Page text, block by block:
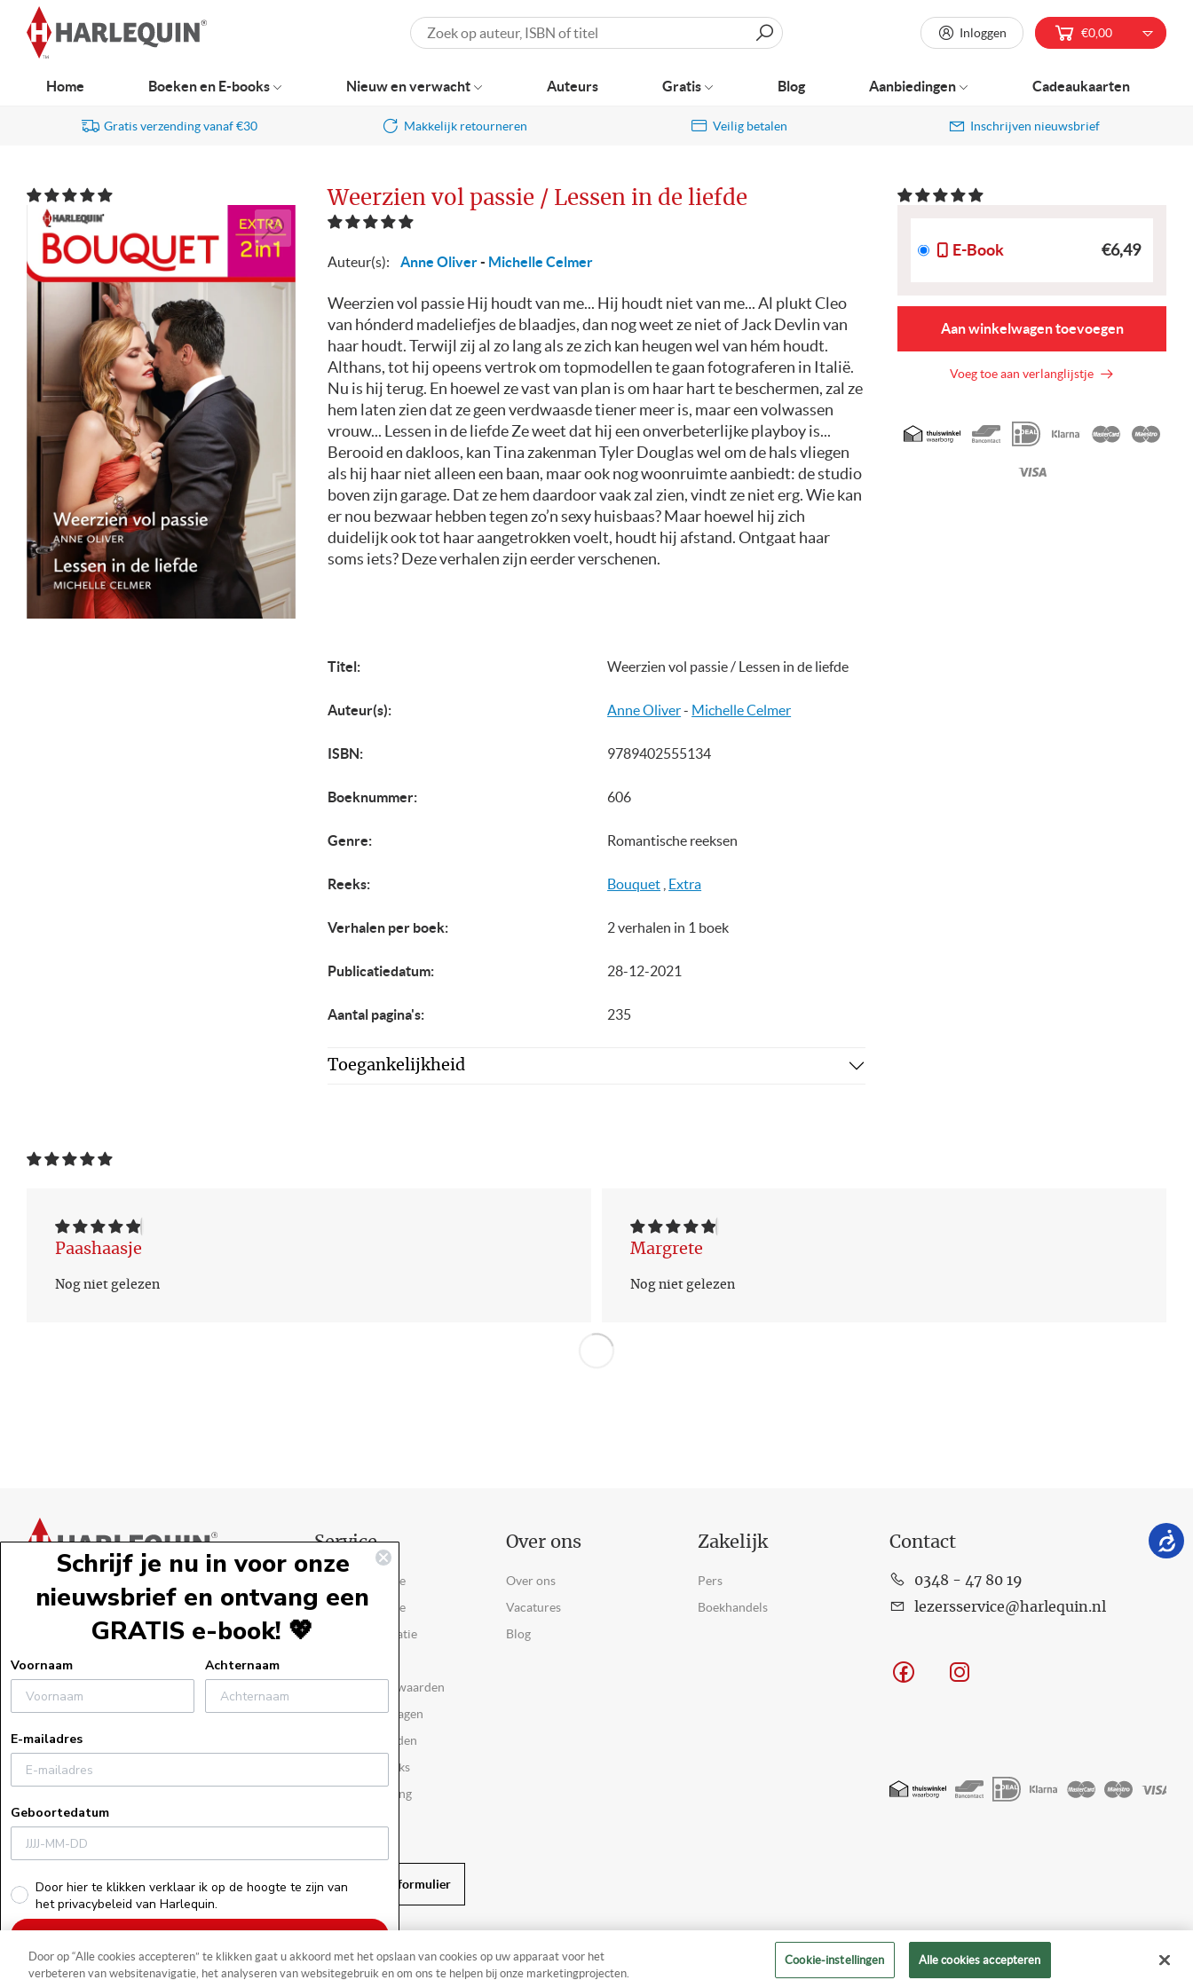
navigatie
Gratis verzending vanaf €30 Makkelijk retourneren Veilig betalen Inschrijven nieuwsbrief
Weerzien vol passie / Lessen in de liefde
Auteur(s): Anne Oliver- Michelle Celmer
Weerzien vol passie Hij houdt van me... Hij houdt niet van me... Al plukt Cleo
van hónderd madeliefjes de blaadjes, dan nog weet ze niet of Jack Devlin van
haar houdt. Terwijl zij al zo lang als ze zich kan heugen wel van hém houdt.
Althans, tot hij opeens vertrok om topmodellen te gaan fotograferen in Italië.
Nu is hij terug. En hoewel ze vast van plan is om haar hart te beschermen, zal ze
hem laten zien dat ze geen verdwaasde tiener meer is, maar een volwassen
vrouw... Lessen in de liefde Ze weet dat hij een onverbeterlijke playboy is...
Berooid en dakloos, kan Tina zakenman Tyler Douglas wel om de hals vliegen
als hij haar niet alleen een baan, maar ook nog woonruimte aanbiedt: de studio
boven zijn garage. Dat ze hem daardoor vaak zal zien, vindt ze niet erg. Wie kan
er nou bezwaar hebben tegen zo’n sexy huisbaas? Maar hoewel hij zich
duidelijk ook tot haar aangetrokken voelt, houdt hij afstand. Ontgaat haar
soms iets? Deze verhalen zijn eerder verschenen.
Titel: Weerzien vol passie / Lessen in de liefde
Auteur(s): Anne Oliver- Michelle Celmer
ISBN: 9789402555134
Boeknummer: 606
Genre: Romantische reeksen
Reeks: Bouquet Extra
Verhalen per boek: 2 verhalen in 1 boek
Publicatiedatum: 28-12-2021
Aantal pagina's: 235
Toegankelijkheid
E-Book €6,49
Aan winkelwagen toevoegen
Voeg toe aan verlanglijstje
Geaccepteerde
betaalmethoden
Paashaasje
Nog niet gelezen
Margrete
Nog niet gelezen
Zoeken Inloggen €0,00
Home Boeken en E-books Nieuw en verwacht Auteurs Gratis Blog Aanbiedingen Cadeaukaarten
Service
Webshopservice
Bestelinformatie
Verzendinformatie
Algemene voorwaarden
Veelgestelde vragen
Actievoorwaarden
Uitleg bij e-books
Privacyverklaring
Herroepingsformulier
Over ons
Over ons
Vacatures
Blog
Zakelijk
Pers
Boekhandels
Contact
0348 - 47 80 19
lezersservice@harlequin.nl
Facebook
Geaccepteerde
betaalmethoden
Copyright 2026Harlequin. Alle rechten voorbehouden
Door op “Alle cookies accepteren” te klikken gaat u akkoord met het opslaan van cookies op uw apparaat voor het
verbeteren van websitenavigatie, het analyseren van websitegebruik en om ons te helpen bij onze marketingprojecten.
Cookie-instellingen Alle cookies accepteren
Schrijf je nu in voor onze
nieuwsbrief en ontvang een
GRATIS e-book! 💖
Voornaam Achternaam
E-mailadres
Geboortedatum
Door hier te klikken verklaar ik op de hoogte te zijn van
het privacybeleid van Harlequin.
Schrijf je nu in!
Klikhiervoor de laatste versie van ons privacybeleid.